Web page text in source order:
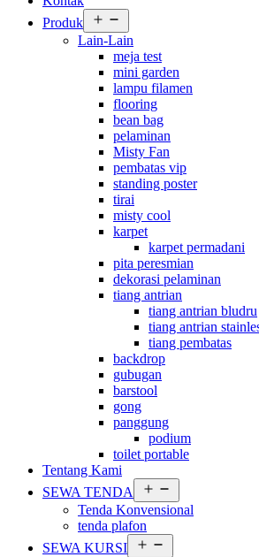
Produk
menu
Lain-Lain
meja test
mini garden
lampu filamen
flooring
bean bag
pelaminan
Misty Fan
pembatas vip
standing poster
tirai
misty cool
karpet
karpet permadani
pita peresmian
dekorasi pelaminan
tiang antrian
tiang antrian bludru
tiang antrian
tiang pembatas
backdrop
gubugan
barstool
gong
panggung
podium
toilet portable
Tentang Kami
SEWA TENDA
menu
Tenda Konvensional
tenda plafon
SEWA KURSI